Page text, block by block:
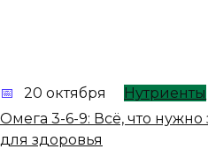
20 октября
Нутриенты
Омега 3-6-9: Всё, что
для здоровья